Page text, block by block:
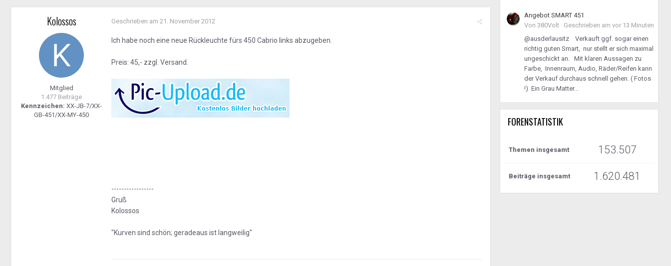
Kolossos
Mitglied
1.477 Beiträge
Kennzeichen: XX-JB-7/XX-
GB-451/XX-MY-450
Geschrieben am 21. November 2012
Ich habe noch eine neue Rückleuchte fürs 450 Cabrio links abzugeben.
Preis: 45,- zzgl. Versand.
-----------------
Gruß
Kolossos
"Kurven sind schön; geradeaus ist langweilig"
Angebot SMART 451
Von 380Volt · Geschrieben am vor 13 Minuten
@ausderlausitz Verkauft ggf. sogar einen
richtig guten Smart, nur stellt er sich maximal
ungeschickt an. Mit klaren Aussagen zu
Farbe, Innenraum, Audio, Räder/Reifen kann
der Verkauf durchaus schnell gehen. ( Fotos
!) Ein Grau Matter...
FORENSTATISTIK
Themen insgesamt 153.507
Beiträge insgesamt 1.620.481